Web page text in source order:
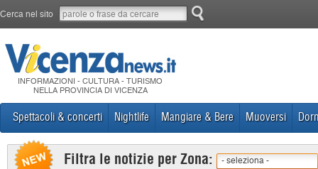
Cerca nel sito
INFORMAZIONI - CULTURA - TURISMO
NELLA PROVINCIA DI VICENZA
Spettacoli & concerti Nightlife Mangiare & Bere Muoversi
Filtra le notizie per Zona: - seleziona -